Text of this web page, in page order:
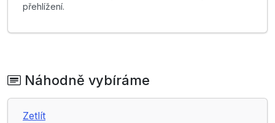
přehlížení.
Náhodně vybíráme
Zetlít